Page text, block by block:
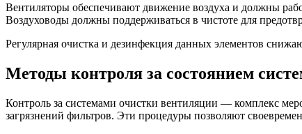
Вентиляторы обеспечивают движение воздуха и должны
Воздуховоды должны поддерживаться в чистоте для
Регулярная очистка и дезинфекция данных элементов
Методы контроля за состоянием
Контроль за системами очистки вентиляции — комплекс
загрязнений фильтров. Эти процедуры позволяют